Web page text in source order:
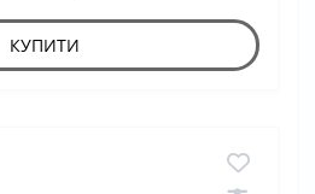
КУПИТИ